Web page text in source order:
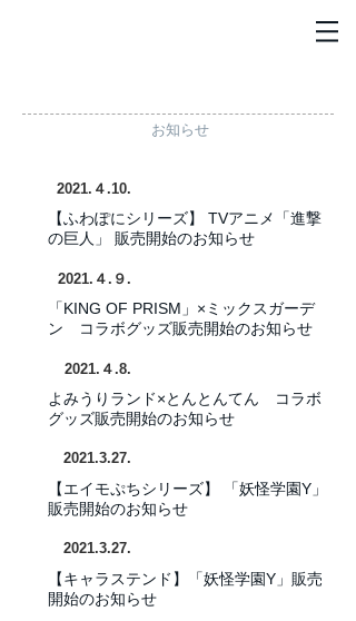
お知らせ
​2021.４.10.
【ふわぽにシリーズ】 TVアニメ「進撃
の巨人」 販売開始のお知らせ
​2021.４.９.
「KING OF PRISM」×ミックスガーデ
ン コラボグッズ販売開始のお知らせ
​2021.４.8.
よみうりランド×とんとんてん コラボ
グッズ販売開始のお知らせ
​2021.3.27.
【エイモぷちシリーズ】
「妖怪学園Y」
販売開始のお知らせ
​2021.3.27.
【キャラステンド】「妖怪学園Y」販売
開始のお知らせ